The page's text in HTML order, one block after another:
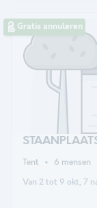
Gratis annuleren
Tent 6 mensen
Van 2 tot 9 okt, 7